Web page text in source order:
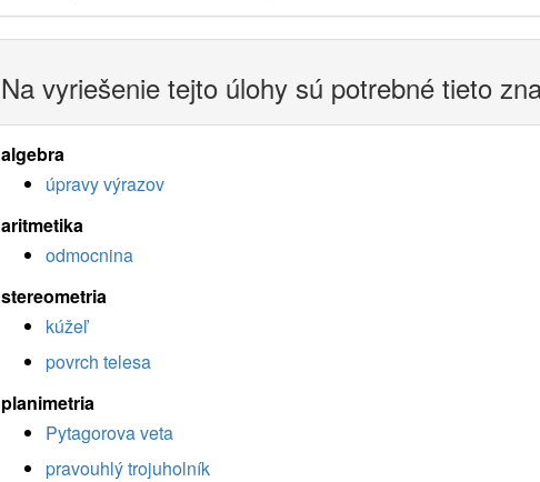
Na vyriešenie tejto úlohy sú potrebné tieto
algebra
úpravy výrazov
aritmetika
odmocnina
stereometria
kúžeľ
povrch telesa
planimetria
Pytagorova veta
pravouhlý trojuholník